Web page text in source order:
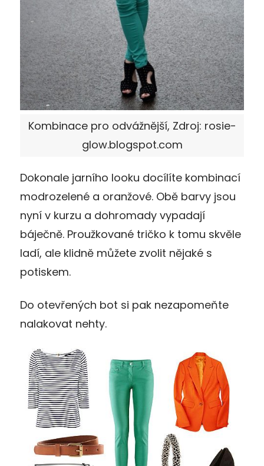
Kombinace pro odvážnější, Zdroj: rosie-
glow.blogspot.com
Dokonale jarního looku docílíte kombinací
modrozelené a oranžové. Obě barvy jsou
nyní v kurzu a dohromady vypadají
báječně. Proužkované tričko k tomu skvěle
ladí, ale klidně můžete zvolit nějaké s
potiskem.
Do otevřených bot si pak nezapomeňte
nalakovat nehty.